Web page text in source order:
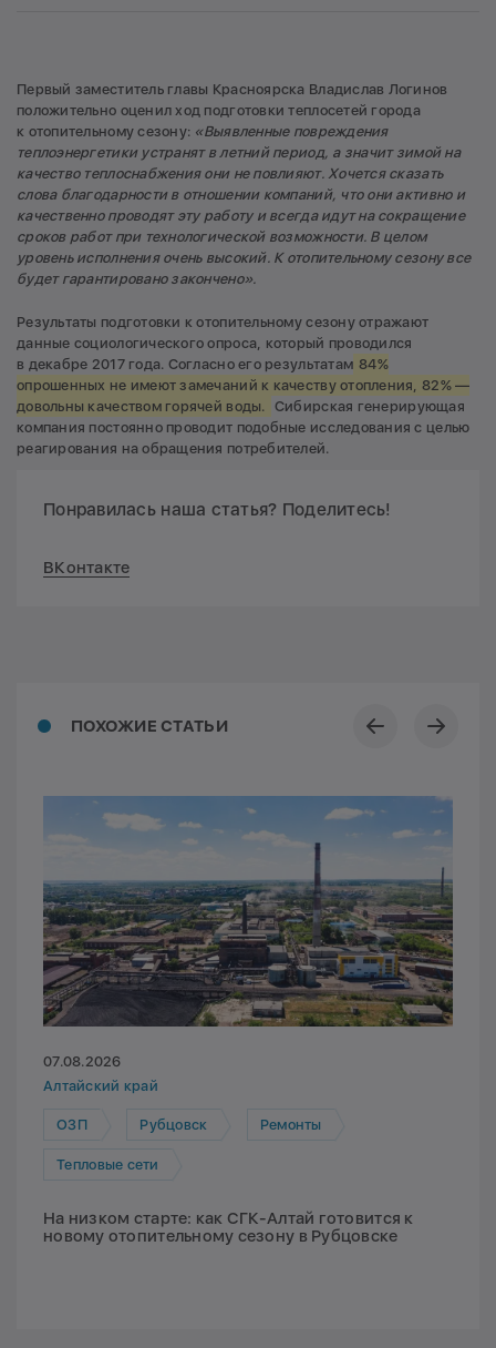
Первый заместитель главы Красноярска Владислав Логинов
положительно оценил ход подготовки теплосетей города
к отопительному сезону: «Выявленные повреждения
теплоэнергетики устранят в летний период, а значит зимой на
качество теплоснабжения они не повлияют. Хочется сказать
слова благодарности в отношении компаний, что они активно и
качественно проводят эту работу и всегда идут на сокращение
сроков работ при технологической возможности. В целом
уровень исполнения очень высокий. К отопительному сезону все
будет гарантировано закончено».
Результаты подготовки к отопительному сезону отражают
данные социологического опроса, который проводился
в декабре 2017 года. Согласно его результатам 84%
опрошенных не имеют замечаний к качеству отопления, 82% —
довольны качеством горячей воды.
Сибирская генерирующая
компания постоянно проводит подобные исследования с целью
реагирования на обращения потребителей.
Понравилась наша статья? Поделитесь!
ВКонтакте
ПОХОЖИЕ СТАТЬИ
07.08.2026
Алтайский край
ОЗП Рубцовск Ремонты
Тепловые сети
На низком старте: как СГК-Алтай готовится к
новому отопительному сезону в Рубцовске